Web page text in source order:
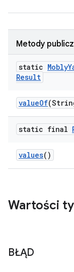
Metody
static Mobly
Result
valueOf
static final
values()
Wartości
BŁĄD